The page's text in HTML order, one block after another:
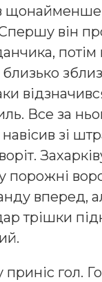
він
Все за
зі
порожні
вперед,
трішки
гол.